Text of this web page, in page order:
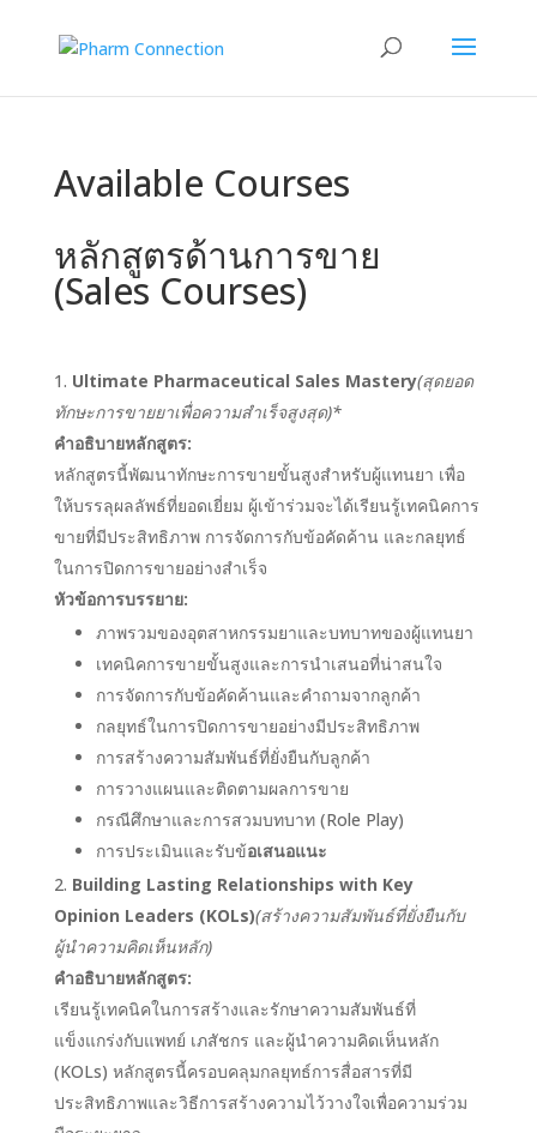
Available Courses
หลักสูตรด้านการขาย
(Sales Courses)
Ultimate Pharmaceutical Sales Mastery(สุดยอด
ทักษะการขายยาเพื่อความสำเร็จสูงสุด)*
คำอธิบายหลักสูตร:
หลักสูตรนี้พัฒนาทักษะการขายขั้นสูงสำหรับผู้แทนยา เพื่อ
ให้บรรลุผลลัพธ์ที่ยอดเยี่ยม ผู้เข้าร่วมจะได้เรียนรู้เทคนิคการ
ขายที่มีประสิทธิภาพ การจัดการกับข้อคัดค้าน และกลยุทธ์
ในการปิดการขายอย่างสำเร็จ
หัวข้อการบรรยาย:
ภาพรวมของอุตสาหกรรมยาและบทบาทของผู้แทนยา
เทคนิคการขายขั้นสูงและการนำเสนอที่น่าสนใจ
การจัดการกับข้อคัดค้านและคำถามจากลูกค้า
กลยุทธ์ในการปิดการขายอย่างมีประสิทธิภาพ
การสร้างความสัมพันธ์ที่ยั่งยืนกับลูกค้า
การวางแผนและติดตามผลการขาย
กรณีศึกษาและการสวมบทบาท (Role Play)
การประเมินและรับข้อเสนอแนะ
Building Lasting Relationships with Key
Opinion Leaders (KOLs)(สร้างความสัมพันธ์ที่ยั่งยืนกับ
ผู้นำความคิดเห็นหลัก)
คำอธิบายหลักสูตร:
เรียนรู้เทคนิคในการสร้างและรักษาความสัมพันธ์ที่
แข็งแกร่งกับแพทย์ เภสัชกร และผู้นำความคิดเห็นหลัก
(KOLs) หลักสูตรนี้ครอบคลุมกลยุทธ์การสื่อสารที่มี
ประสิทธิภาพและวิธีการสร้างความไว้วางใจเพื่อความร่วม